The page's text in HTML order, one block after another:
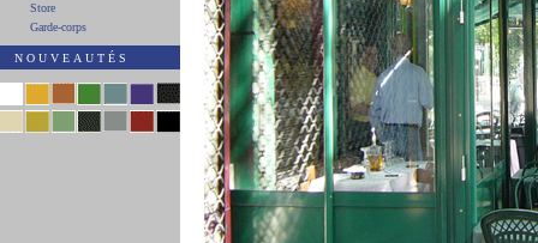
Store
Garde-corps
NOUVEAUTÉS